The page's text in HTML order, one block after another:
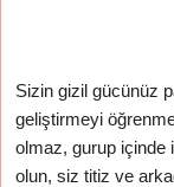
Sizin gizil gücünüz
geliştirmeyi
olmaz, gurup içinde
olun, siz titiz ve